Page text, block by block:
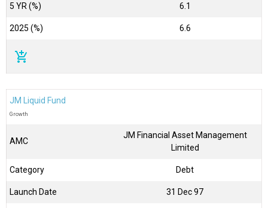
5 YR (%) 6.1
2025 (%) 6.6
add_shopping_cart
JM Liquid Fund
Growth
AMC
JM Financial Asset Management
Limited
Category Debt
Launch Date 31 Dec 97